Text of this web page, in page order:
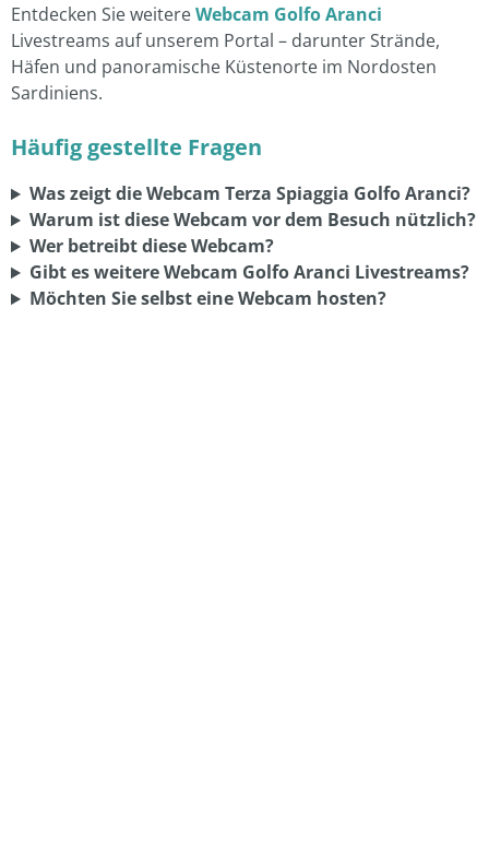
Entdecken Sie weitereWebcam Golfo Aranci
Livestreams auf unserem Portal – darunter Strände,
Häfen und panoramische Küstenorte im Nordosten
Sardiniens.
Häufig gestellte Fragen
Was zeigt die Webcam Terza Spiaggia Golfo Aranci?
Warum ist diese Webcam vor dem Besuch nützlich?
Wer betreibt diese Webcam?
Gibt es weitere Webcam Golfo Aranci Livestreams?
Möchten Sie selbst eine Webcam hosten?